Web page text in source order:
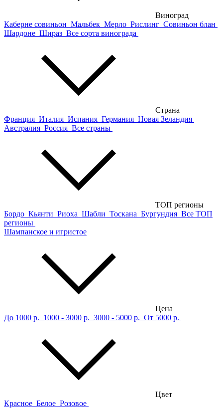
Виноград
Каберне совиньон Мальбек Мерло Рислинг Совиньон блан
Шардоне Шираз Все сорта винограда
Страна
Франция Италия Испания Германия Новая Зеландия
Австралия Россия Все страны
ТОП регионы
Бордо Кьянти Риоха Шабли Тоскана Бургундия Все ТОП
регионы
Шампанское и игристое
Цена
До 1000 р. 1000 - 3000 р. 3000 - 5000 р. От 5000 р.
Цвет
Красное Белое Розовое